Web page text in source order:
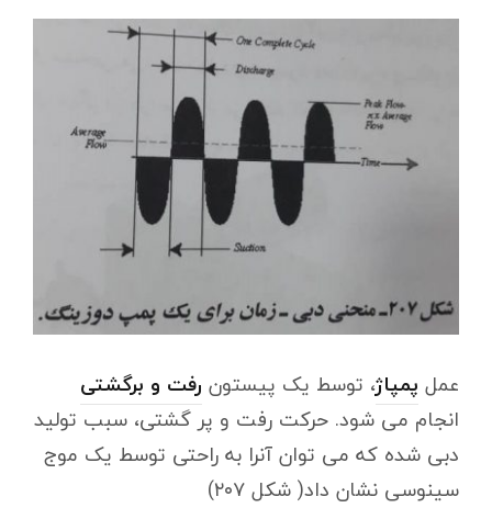
عمل پمپاژ، توسط یک پیستون رفت و برگشتی
انجام می شود. حرکت رفت و پر گشتی، سبب تولید
دبی شده که می توان آنرا به راحتی توسط یک موج
سینوسی نشان داد( شکل ۲۰۷)